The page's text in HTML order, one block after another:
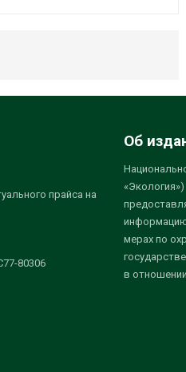
прайса на
80306
Об
информацию
мерах по
в